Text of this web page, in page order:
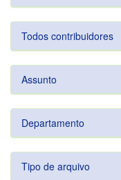
Todos contribuidores
Assunto
Departamento
Tipo de arquivo